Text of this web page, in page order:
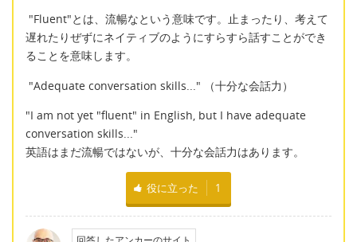
"Fluent"とは、流暢なという意味です。止まったり、考えて
遅れたりぜずにネイティブのようにすらすら話すことができ
ることを意味します。
"Adequate conversation skills..." （十分な会話力）
"I am not yet "fluent" in English, but I have adequate
conversation skills..."
英語はまだ流暢ではないが、十分な会話力はあります。
役に立った 1